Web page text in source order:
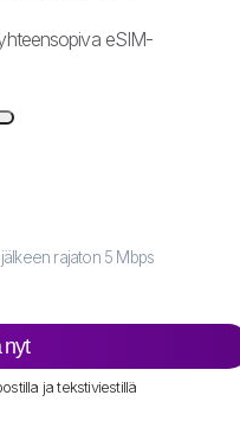
eSIM-
rajaton 5 Mbps
nyt
ja tekstiviestillä